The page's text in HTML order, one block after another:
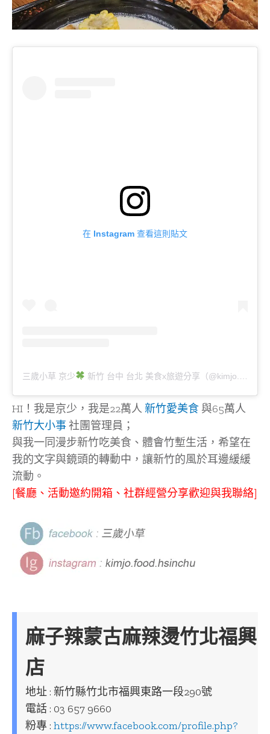
在 Instagram 查看這則貼文
三歲小草 京少 新竹 台中 台北 美食x旅遊分享（@kimjo.food.hsinchu）分享的貼文
HI！我是京少，我是22萬人 新竹愛美食與65萬人
新竹大小事社團管理員；
與我一同漫步新竹吃美食、體會竹塹生活，希望在
我的文字與鏡頭的轉動中，讓新竹的風於耳邊緩緩
流動。
[餐廳、活動邀約開箱、社群經營分享歡迎與我聯絡]
麻子辣蒙古麻辣燙竹北福興
店
地址 : 新竹縣竹北市福興東路一段290號
電話 : 03 657 9660
粉專 : https://www.facebook.com/profile.php?